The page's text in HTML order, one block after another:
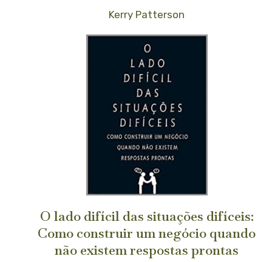
Kerry Patterson
O lado difícil das situações difíceis:
Como construir um negócio quando
não existem respostas prontas